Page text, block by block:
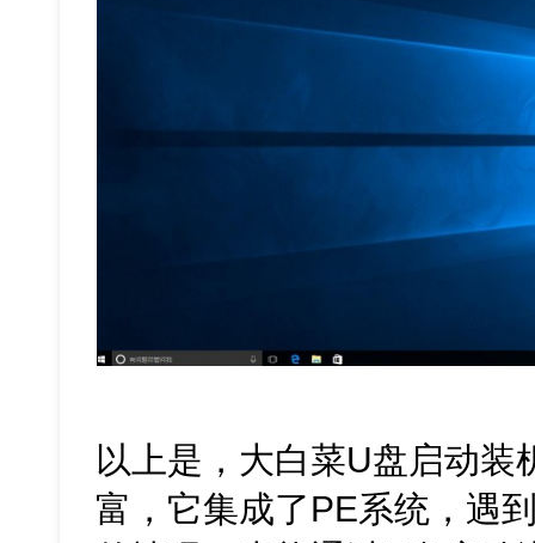
以上是，大白菜U盘启动装
富，它集成了PE系统，遇